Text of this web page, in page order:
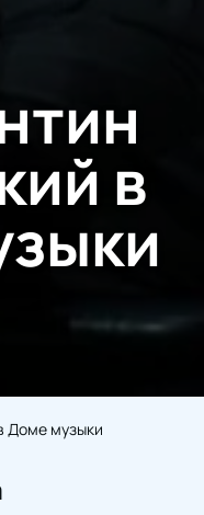
в
Доме музыки